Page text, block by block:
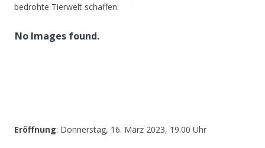
bedrohte Tierwelt schaffen.
No Images found.
Eröffnung: Donnerstag, 16. März 2023, 19.00 Uhr